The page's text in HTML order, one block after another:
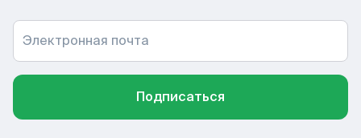
Электронная почта
Подписаться